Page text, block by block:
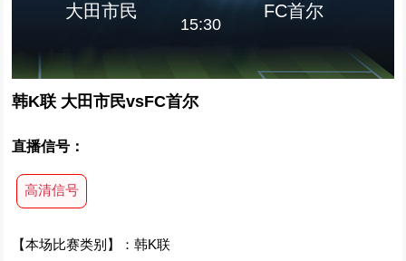
大田市民
15:30
FC首尔
韩K联 大田市民vsFC首尔
直播信号：
高清信号
【本场比赛类别】：韩K联